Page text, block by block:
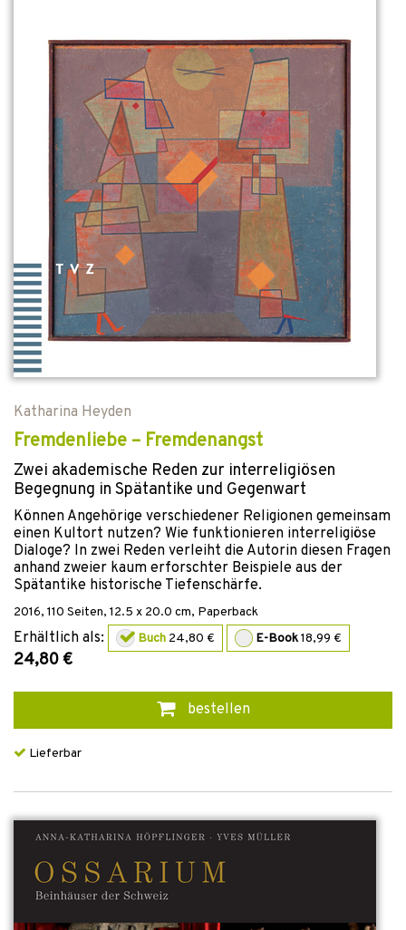
Katharina Heyden
Fremdenliebe – Fremdenangst
Zwei akademische Reden zur interreligiösen
Begegnung in Spätantike und Gegenwart
Können Angehörige verschiedener Religionen gemeinsam
einen Kultort nutzen? Wie funktionieren interreligiöse
Dialoge? In zwei Reden verleiht die Autorin diesen Fragen
anhand zweier kaum erforschter Beispiele aus der
Spätantike historische Tiefenschärfe.
2016, 110 Seiten, 12.5 x 20.0 cm, Paperback
Erhältlich als: Buch 24,80 € E-Book18,99 €
24,80 €
bestellen
Lieferbar